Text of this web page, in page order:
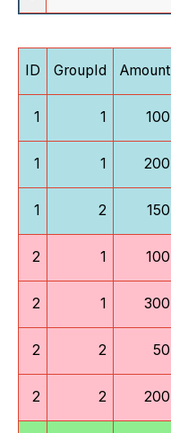
ID GroupId Amount
1 1 100
1 1 200
1 2 150
2 1 100
2 1 300
2 2 50
2 2 200